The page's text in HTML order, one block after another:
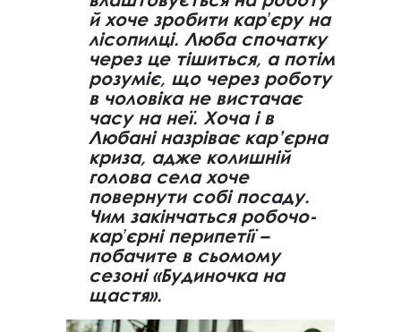
й хоче зробити карʼєру на
лісопилці. Люба спочатку
через це тішиться, а потім
розуміє, що через роботу
в чоловіка не вистачає
часу на неї. Хоча і в
Любані назріває кар’єрна
криза, адже колишній
голова села хоче
повернути собі посаду.
Чим закінчаться робочо-
карʼєрні перипетії –
побачите в сьомому
сезоні «Будиночка на
щастя».